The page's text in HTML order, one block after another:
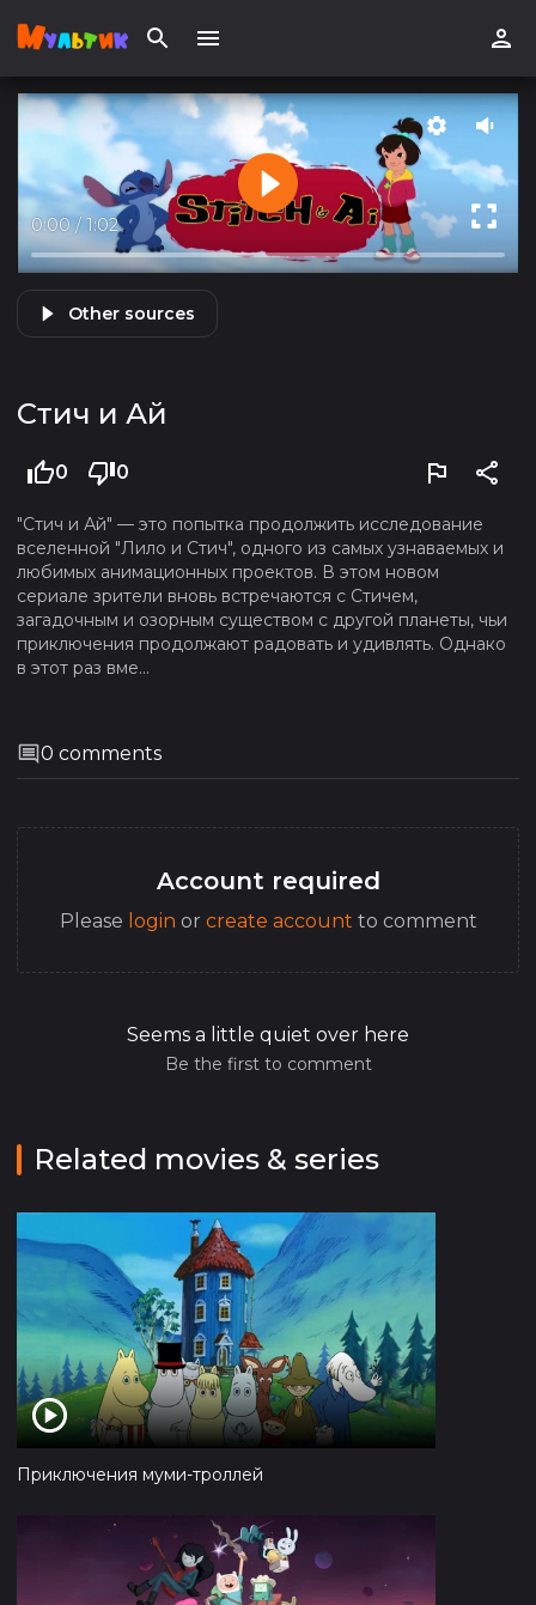
0:00/ 1:02
Other sources
Стич и Ай
0 0
"Стич и Ай" — это попытка продолжить исследование
вселенной "Лило и Стич", одного из самых узнаваемых и
любимых анимационных проектов. В этом новом
сериале зрители вновь встречаются с Стичем,
загадочным и озорным существом с другой планеты, чьи
приключения продолжают радовать и удивлять. Однако
в этот раз вме...
0 comments
Account required
Please login or create account to comment
Seems a little quiet over here
Be the first to comment
Related movies & series
Приключения муми-троллей